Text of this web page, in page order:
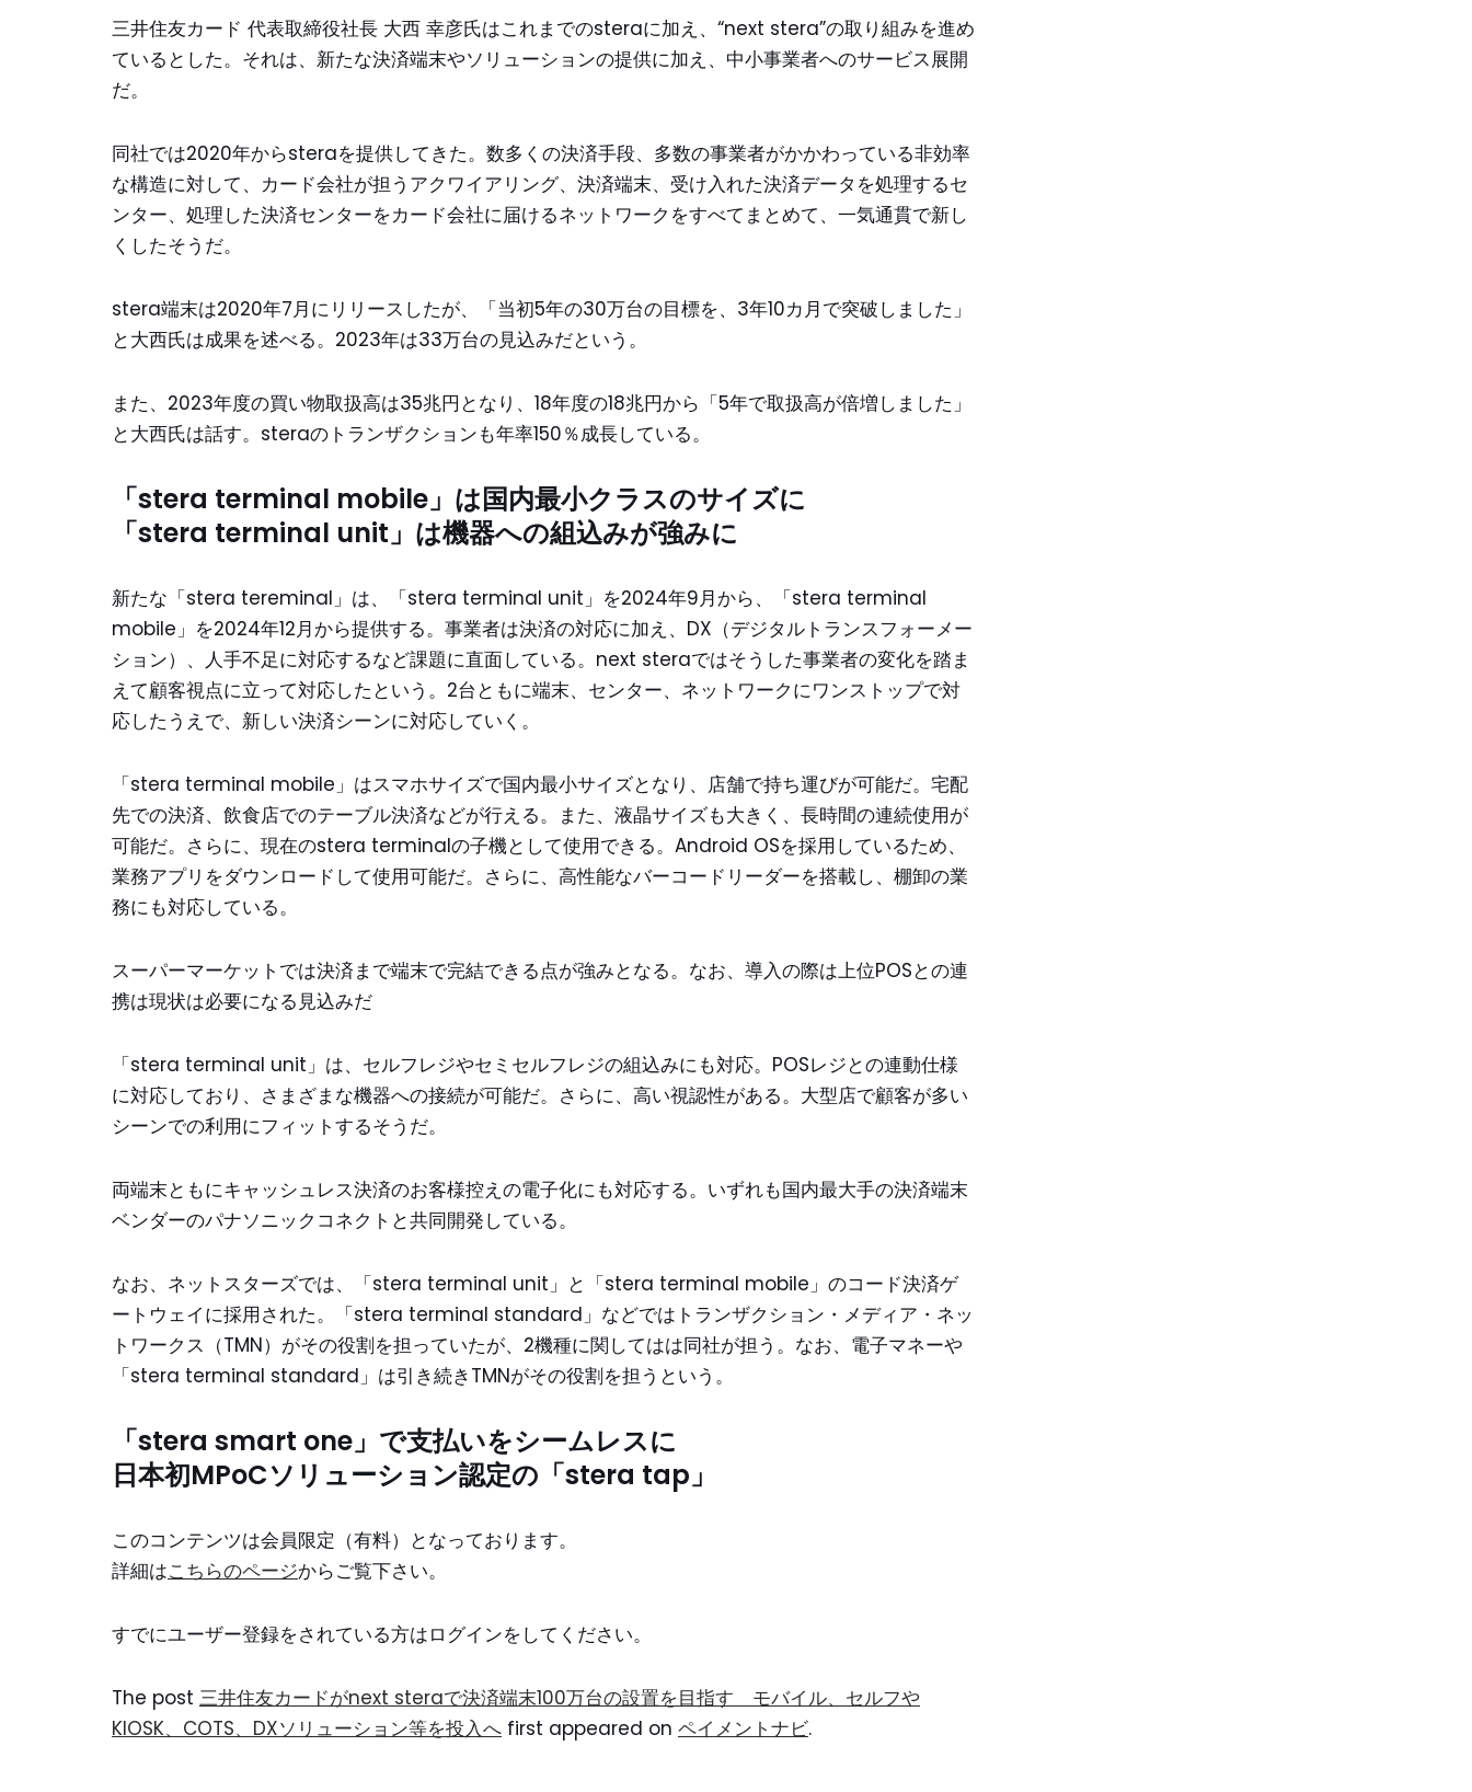
三井住友カード 代表取締役社長 大西 幸彦氏はこれまでのsteraに加え、“next stera”の取り組みを進め
ているとした。それは、新たな決済端末やソリューションの提供に加え、中小事業者へのサービス展開
だ。
同社では2020年からsteraを提供してきた。数多くの決済手段、多数の事業者がかかわっている非効率
な構造に対して、カード会社が担うアクワイアリング、決済端末、受け入れた決済データを処理するセ
ンター、処理した決済センターをカード会社に届けるネットワークをすべてまとめて、一気通貫で新し
くしたそうだ。
stera端末は2020年7月にリリースしたが、「当初5年の30万台の目標を、3年10カ月で突破しました」
と大西氏は成果を述べる。2023年は33万台の見込みだという。
また、2023年度の買い物取扱高は35兆円となり、18年度の18兆円から「5年で取扱高が倍増しました」
と大西氏は話す。steraのトランザクションも年率150％成長している。
「stera terminal mobile」は国内最小クラスのサイズに
「stera terminal unit」は機器への組込みが強みに
新たな「stera tereminal」は、「stera terminal unit」を2024年9月から、「stera terminal
mobile」を2024年12月から提供する。事業者は決済の対応に加え、DX（デジタルトランスフォーメー
ション）、人手不足に対応するなど課題に直面している。next steraではそうした事業者の変化を踏ま
えて顧客視点に立って対応したという。2台ともに端末、センター、ネットワークにワンストップで対
応したうえで、新しい決済シーンに対応していく。
「stera terminal mobile」はスマホサイズで国内最小サイズとなり、店舗で持ち運びが可能だ。宅配
先での決済、飲食店でのテーブル決済などが行える。また、液晶サイズも大きく、長時間の連続使用が
可能だ。さらに、現在のstera terminalの子機として使用できる。Android OSを採用しているため、
業務アプリをダウンロードして使用可能だ。さらに、高性能なバーコードリーダーを搭載し、棚卸の業
務にも対応している。
スーパーマーケットでは決済まで端末で完結できる点が強みとなる。なお、導入の際は上位POSとの連
携は現状は必要になる見込みだ
「stera terminal unit」は、セルフレジやセミセルフレジの組込みにも対応。POSレジとの連動仕様
に対応しており、さまざまな機器への接続が可能だ。さらに、高い視認性がある。大型店で顧客が多い
シーンでの利用にフィットするそうだ。
両端末ともにキャッシュレス決済のお客様控えの電子化にも対応する。いずれも国内最大手の決済端末
ベンダーのパナソニックコネクトと共同開発している。
なお、ネットスターズでは、「stera terminal unit」と「stera terminal mobile」のコード決済ゲ
ートウェイに採用された。「stera terminal standard」などではトランザクション・メディア・ネッ
トワークス（TMN）がその役割を担っていたが、2機種に関してはは同社が担う。なお、電子マネーや
「stera terminal standard」は引き続きTMNがその役割を担うという。
「stera smart one」で支払いをシームレスに
日本初MPoCソリューション認定の「stera tap」
このコンテンツは会員限定（有料）となっております。
詳細はこちらのページからご覧下さい。
すでにユーザー登録をされている方はログインをしてください。
The post 三井住友カードがnext steraで決済端末100万台の設置を目指す モバイル、セルフや
KIOSK、COTS、DXソリューション等を投入へ first appeared on ペイメントナビ.